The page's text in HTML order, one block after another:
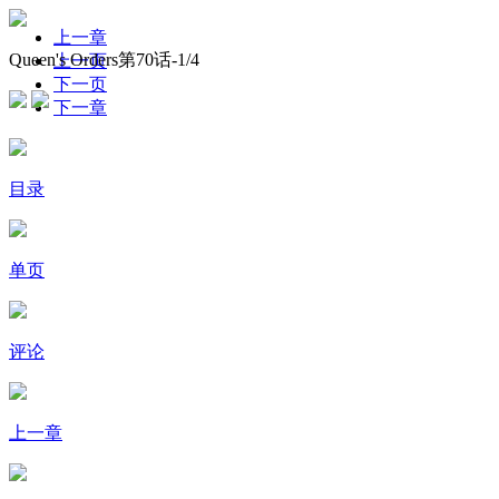
Queen's Orders第70话-1/4
上一章
上一页
下一页
下一章
目录
单页
评论
上一章